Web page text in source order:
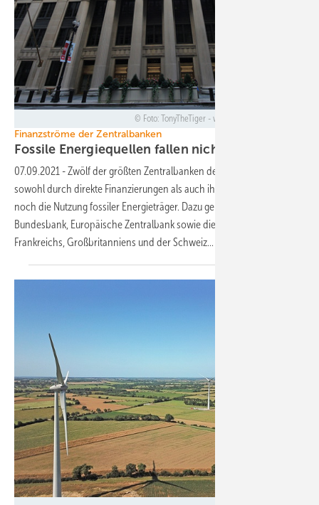
Foto: TonyTheTiger - wikimedia - (CC BY-SA 3.0)
Finanzströme der Zentralbanken
Fossile Energiequellen fallen nicht
07.09.2021 -Zwölf der größten Zentralbanken der Welt unterstützen
sowohl durch direkte Finanzierungen als auch ihre Geschäftspolitik
noch die Nutzung fossiler Energieträger. Dazu gehören in Europa die
Bundesbank, Europäische Zentralbank sowie die Institute Italiens,
Frankreichs, Großbritanniens und derSchweiz...